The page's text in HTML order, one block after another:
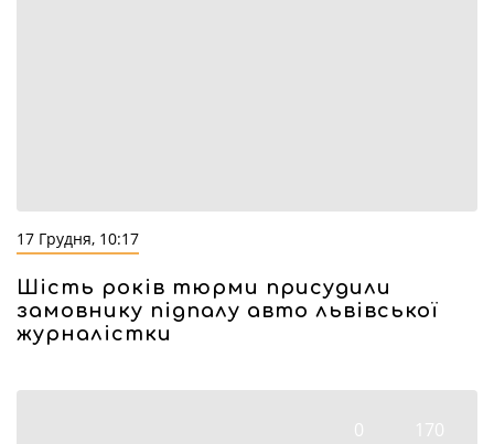
17 Грудня, 10:17
Шість років тюрми присудили
замовнику підпалу авто львівської
журналістки
0 170